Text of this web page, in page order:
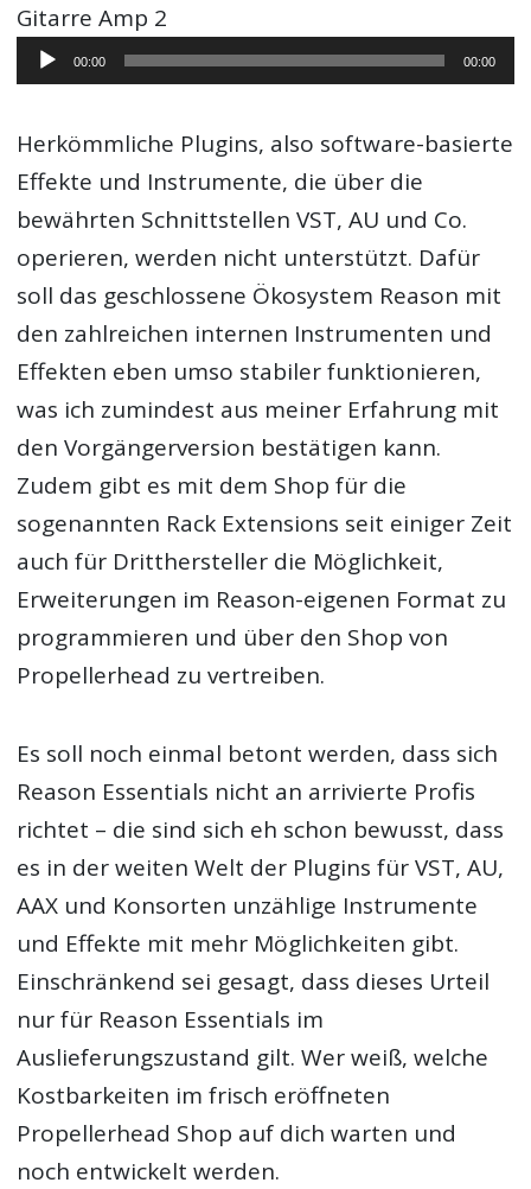
Gitarre Amp 2
Audio-
Player
00:00 00:00
Herkömmliche Plugins, also software-basierte
Effekte und Instrumente, die über die
bewährten Schnittstellen VST, AU und Co.
operieren, werden nicht unterstützt. Dafür
soll das geschlossene Ökosystem Reason mit
den zahlreichen internen Instrumenten und
Effekten eben umso stabiler funktionieren,
was ich zumindest aus meiner Erfahrung mit
den Vorgängerversion bestätigen kann.
Zudem gibt es mit dem Shop für die
sogenannten Rack Extensions seit einiger Zeit
auch für Dritthersteller die Möglichkeit,
Erweiterungen im Reason-eigenen Format zu
programmieren und über den Shop von
Propellerhead zu vertreiben.
Es soll noch einmal betont werden, dass sich
Reason Essentials nicht an arrivierte Profis
richtet – die sind sich eh schon bewusst, dass
es in der weiten Welt der Plugins für VST, AU,
AAX und Konsorten unzählige Instrumente
und Effekte mit mehr Möglichkeiten gibt.
Einschränkend sei gesagt, dass dieses Urteil
nur für Reason Essentials im
Auslieferungszustand gilt. Wer weiß, welche
Kostbarkeiten im frisch eröffneten
Propellerhead Shop auf dich warten und
noch entwickelt werden.